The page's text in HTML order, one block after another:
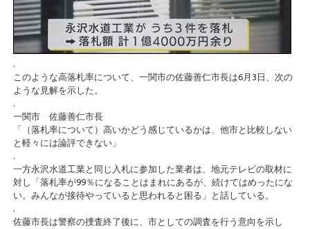
.
このような高落札率について、一関市の佐藤善仁市長は6月3日、次の
ような見解を示した。
.
一関市 佐藤善仁市長
「（落札率について）高いかどう感じているかは、他市と比較しない
と軽々には論評できない」
.
一方永沢水道工業と同じ入札に参加した業者は、地元テレビの取材に
対し「落札率が99％になることはまれにあるが、続けてはめったにな
い。みんなが接待やっていると思われると困る」と話している。
.
佐藤市長は警察の捜査終了後に、市としての調査を行う意向を示し